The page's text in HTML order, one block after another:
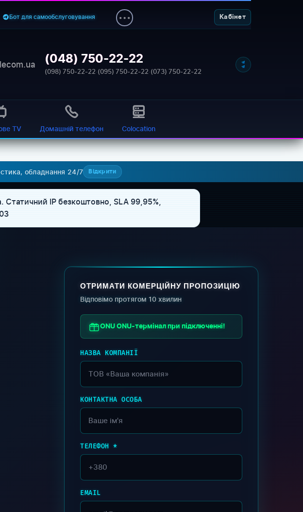
Бот для самообслуговування Кабінет
(048) 750-22-22
(098) 750-22-22·(095) 750-22-22·(073) 750-22-22
TV Домашній телефон Colocation
обладнання 24/7 Відкрити
Статичний IP безкоштовно, SLA 99,95%,
ОТРИМАТИ КОМЕРЦІЙНУ ПРОПОЗИЦІЮ
Відповімо протягом 10 хвилин
ONU ONU-термінал при підключенні!
НАЗВА КОМПАНІЇ
КОНТАКТНА ОСОБА
ТЕЛЕФОН *
EMAIL